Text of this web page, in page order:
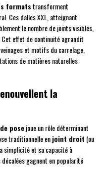
formatstransforment
Ces dalles XXL, atteignant
le nombre de joints visibles,
effet de continuité agrandit
et motifs du carrelage,
de matières naturelles
la
posejoue un rôle déterminant
traditionnelle enjoint droit (ou
simplicité et sa capacité à
gagnent en popularité